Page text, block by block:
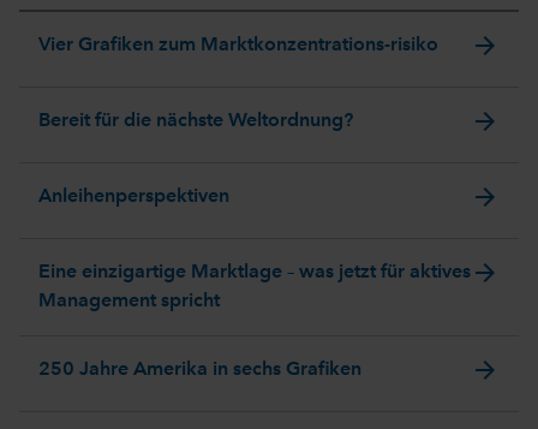
Vier Grafiken zum Marktkonzentrations-risiko arrow_forward
Bereit für die nächste Weltordnung? arrow_forward
Anleihenperspektiven arrow_forward
Eine einzigartige Marktlage – was jetzt für aktives
Management spricht
arrow_forward
250 Jahre Amerika in sechs Grafiken arrow_forward